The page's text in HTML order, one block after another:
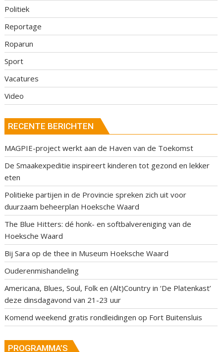
Politiek
Reportage
Roparun
Sport
Vacatures
Video
RECENTE BERICHTEN
MAGPIE-project werkt aan de Haven van de Toekomst
De Smaakexpeditie inspireert kinderen tot gezond en lekker
eten
Politieke partijen in de Provincie spreken zich uit voor
duurzaam beheerplan Hoeksche Waard
The Blue Hitters: dé honk- en softbalvereniging van de
Hoeksche Waard
Bij Sara op de thee in Museum Hoeksche Waard
Ouderenmishandeling
Americana, Blues, Soul, Folk en (Alt)Country in ‘De Platenkast’
deze dinsdagavond van 21-23 uur
Komend weekend gratis rondleidingen op Fort Buitensluis
PROGRAMMA’S